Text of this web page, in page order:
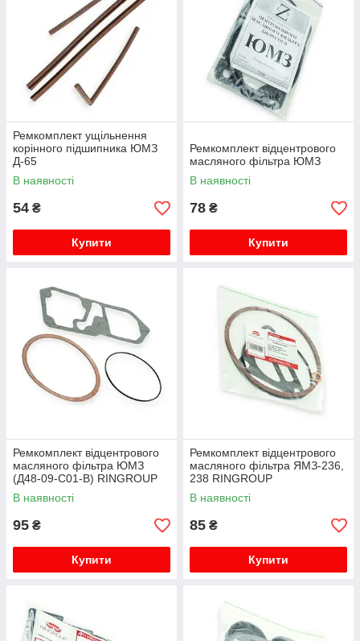
Ремкомплект ущільнення
корінного підшипника ЮМЗ
Д-65
В наявності
54 ₴
Купити
Ремкомплект відцентрового
масляного фільтра ЮМЗ
В наявності
78 ₴
Купити
Ремкомплект відцентрового
масляного фільтра ЮМЗ
(Д48-09-С01-В) RINGROUP
В наявності
95 ₴
Купити
Ремкомплект відцентрового
масляного фільтра ЯМЗ-236,
238 RINGROUP
В наявності
85 ₴
Купити